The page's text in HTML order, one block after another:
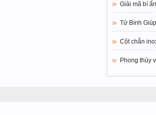
Giải mã bí
Tử Bình
Cột chắn
Phong thủy